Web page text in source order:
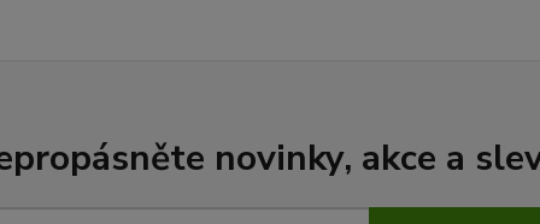
novinky, akce a